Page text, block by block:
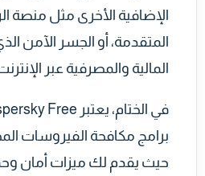
الإضافية الأخرى مثل منصة
المتقدمة، أو الجسر الآمن
المالية والمصرفية عبر
برامج مكافحة الفيروسات
حيث يقدم لك ميزات أمان